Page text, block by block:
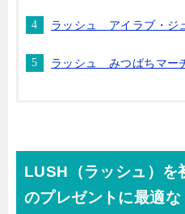
ラッシュ アイラブ・ジ
ラッシュ みつばちマー
LUSH（ラッシュ）を
のプレゼントに最適